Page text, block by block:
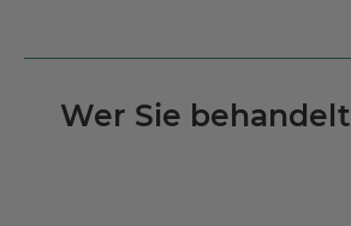
Wer Sie behandelt